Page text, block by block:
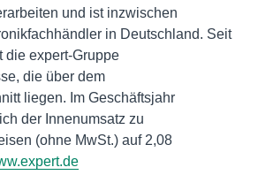
und ist inzwischen
in Deutschland. Seit
die expert-Gruppe
die über dem
liegen. Im Geschäftsjahr
der Innenumsatz zu
(ohne MwSt.) auf 2,08